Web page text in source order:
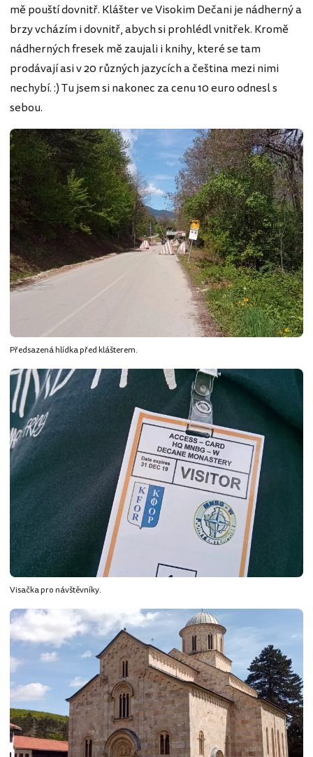
mě pouští dovnitř. Klášter ve Visokim Dečani je nádherný a
brzy vcházím i dovnitř, abych si prohlédl vnitřek. Kromě
nádherných fresek mě zaujali i knihy, které se tam
prodávají asi v 20 různých jazycích a čeština mezi nimi
nechybí. :) Tu jsem si nakonec za cenu 10 euro odnesl s
sebou.
Předsazená hlídka před klášterem.
Visačka pro návštěvníky.